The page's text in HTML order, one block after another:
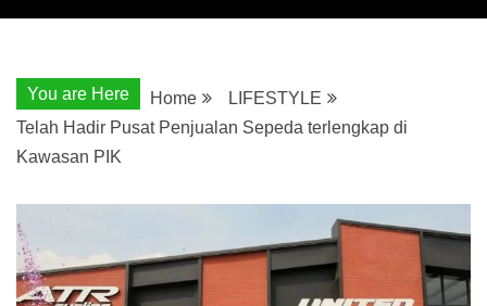
You are Here Home
LIFESTYLE
Telah Hadir Pusat Penjualan Sepeda terlengkap di
Kawasan PIK